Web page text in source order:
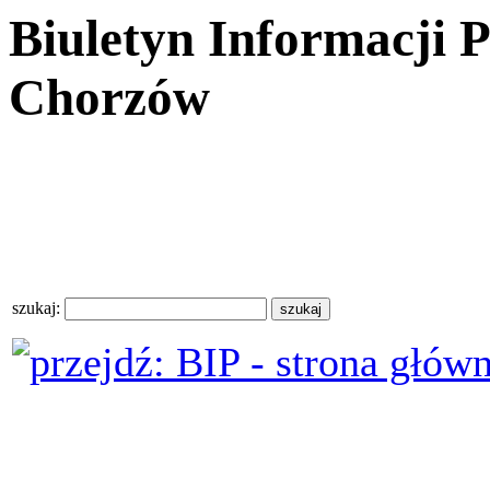
Biuletyn Informacji
Chorzów
szukaj: